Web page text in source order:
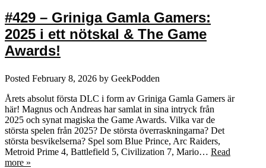
#429 – Griniga Gamla Gamers:
2025 i ett nötskal & The Game
Awards!
Posted February 8, 2026 by GeekPodden
Årets absolut första DLC i form av Griniga Gamla Gamers är
här! Magnus och Andreas har samlat in sina intryck från
2025 och synat magiska the Game Awards. Vilka var de
största spelen från 2025? De största överraskningarna? Det
största besvikelserna? Spel som Blue Prince, Arc Raiders,
Metroid Prime 4, Battlefield 5, Civilization 7, Mario… Read
more »